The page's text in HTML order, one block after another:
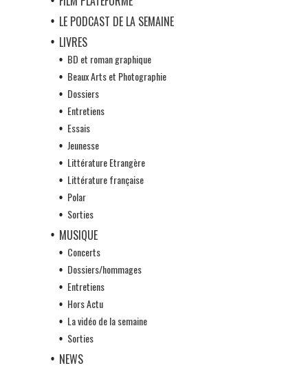
LE PODCAST DE LA SEMAINE
LIVRES
BD et roman graphique
Beaux Arts et Photographie
Dossiers
Entretiens
Essais
Jeunesse
Littérature Etrangère
Littérature française
Polar
Sorties
MUSIQUE
Concerts
Dossiers/hommages
Entretiens
Hors Actu
La vidéo de la semaine
Sorties
NEWS